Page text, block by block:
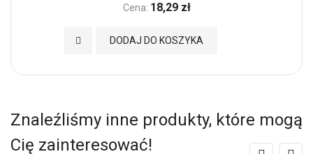
Cena: 18,29 zł
DODAJ DO KOSZYKA
Dodaj do Ulubionych
Znaleźliśmy inne produkty, które mogą
Cię zainteresować!